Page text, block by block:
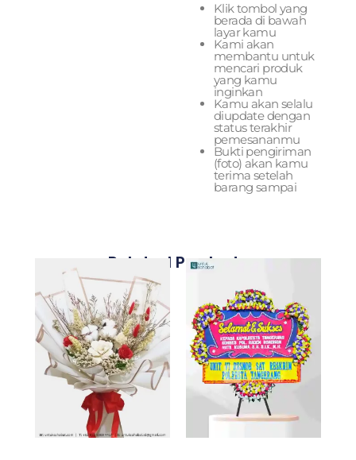
Klik tombol yang
berada di bawah
layar kamu
Kami akan
membantu untuk
mencari produk
yang kamu
inginkan
Kamu akan selalu
diupdate dengan
status terakhir
pemesananmu
Bukti pengiriman
(foto) akan kamu
terima setelah
barang sampai
Related Products
Original
price
was:
Rp665.000.
Current
price
is:
Rp635.000.
was:
is:
Rp1.299.000.